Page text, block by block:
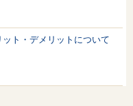
ト・デメリットについて